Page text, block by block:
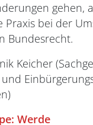
gehen,
Praxis bei der
Bundesrecht.
Keicher
Werde